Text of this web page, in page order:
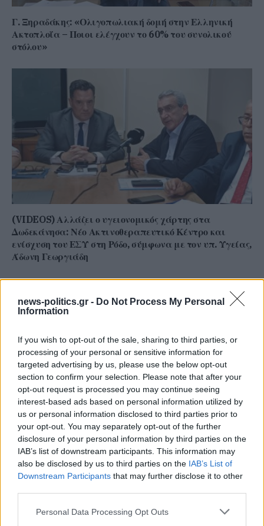
news-politics.gr - Do Not Process My Personal
Information
If you wish to opt-out of the sale, sharing to third parties, or
processing of your personal or sensitive information for
targeted advertising by us, please use the below opt-out
section to confirm your selection. Please note that after your
opt-out request is processed you may continue seeing
interest-based ads based on personal information utilized by
us or personal information disclosed to third parties prior to
your opt-out. You may separately opt-out of the further
disclosure of your personal information by third parties on the
IAB’s list of downstream participants. This information may
also be disclosed by us to third parties on the IAB’s List of
Downstream Participants that may further disclose it to other
Personal Data Processing Opt Outs
Γ. Ξηραδάκης: «Ολιγοπωλιακή δομή στην Ελληνική
Ακτοπλοΐα – Ποιοι ελέγχουν το 60% του συνολικού
στόλου»
(VIDEOS) Αλλάζει ο υγειονομικός χάρτης στα
Δωδεκάνησα: Νέο Ακτινοθεραπευτικό Κέντρο και
ενίσχυση του ΕΣΥ στη Ρόδο, σύμφωνα με τον υπ. Υγείας,
Άδωνη Γεωργιάδη
Ρόδος: Πρόστιμο 73.000 ευρώ σε επιχείρηση για
παραβάσεις στον αιγιαλό